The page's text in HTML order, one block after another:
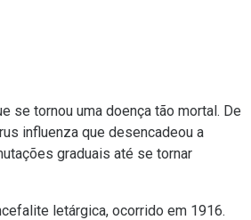
se tornou uma doença tão mortal. De
influenza que desencadeou a
graduais até se tornar
letárgica, ocorrido em 1916.